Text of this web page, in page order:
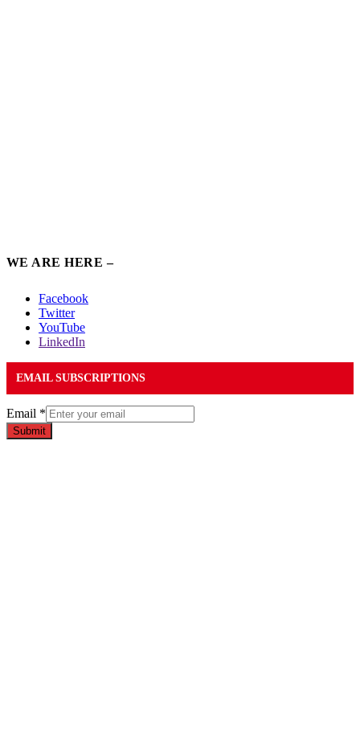
WE ARE HERE –
Facebook
Twitter
YouTube
LinkedIn
EMAIL SUBSCRIPTIONS
Email *
Submit